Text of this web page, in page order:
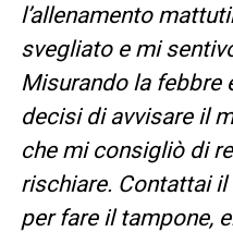
l’allenamento
svegliato e mi
Misurando la febbre
decisi di avvisare il
che mi consigliò di
rischiare. Contattai
per fare il tampone,